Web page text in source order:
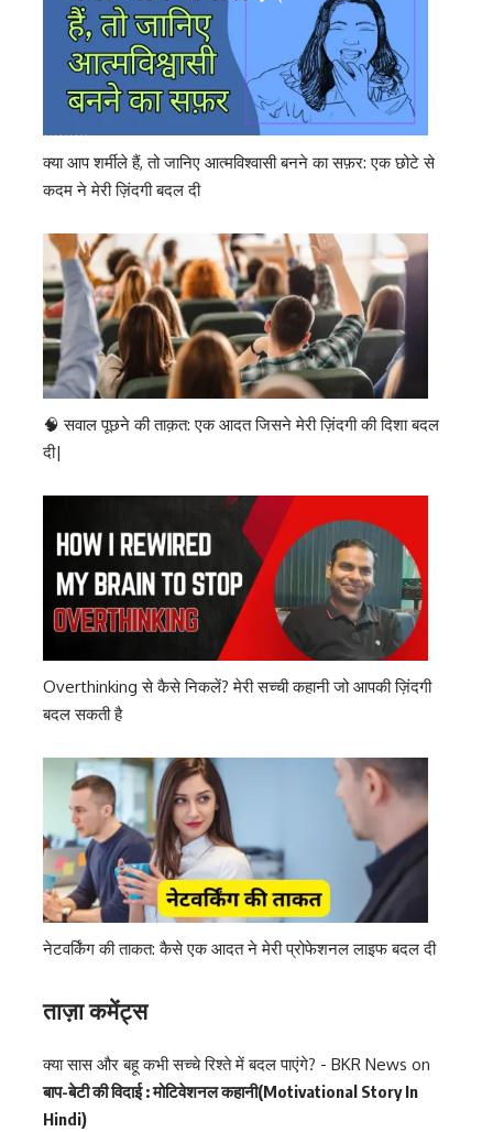
क्या आप शर्मीले हैं, तो जानिए आत्मविश्वासी बनने का सफ़र: एक छोटे से
कदम ने मेरी ज़िंदगी बदल दी
🧠 सवाल पूछने की ताक़त: एक आदत जिसने मेरी ज़िंदगी की दिशा बदल
दी|
Overthinking से कैसे निकलें? मेरी सच्ची कहानी जो आपकी ज़िंदगी
बदल सकती है
नेटवर्किंग की ताकत: कैसे एक आदत ने मेरी प्रोफेशनल लाइफ बदल दी
ताज़ा कमेंट्स
क्या सास और बहू कभी सच्चे रिश्ते में बदल पाएंगे? - BKR News on
बाप-बेटी की विदाई : मोटिवेशनल कहानी(Motivational Story In
Hindi)